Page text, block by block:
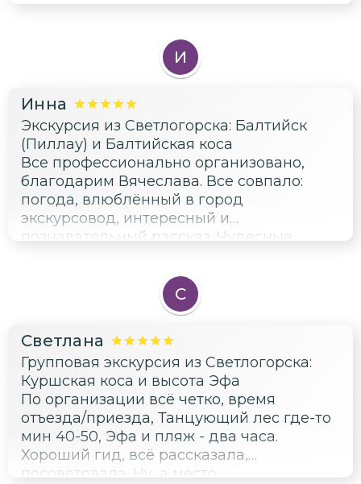
И
Инна
Экскурсия из Светлогорска: Балтийск
(Пиллау) и Балтийская коса
Все профессионально организовано,
благодарим Вячеслава. Все совпало:
погода, влюблённый в город
экскурсовод, интересный и
познавательный рассказ. Чудесные
С
Светлана
Групповая экскурсия из Светлогорска:
Куршская коса и высота Эфа
По организации всё четко, время
отъезда/приезда, Танцующий лес где-то
мин 40-50, Эфа и пляж - два часа.
Хороший гид, всё рассказала,
посоветовала. Ну, а место